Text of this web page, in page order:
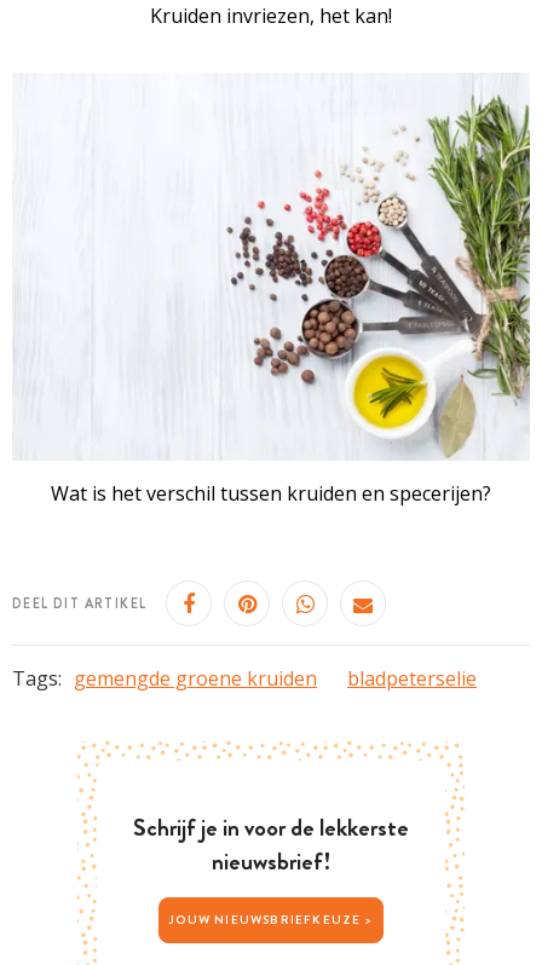
Kruiden invriezen, het kan!
Wat is het verschil tussen kruiden en specerijen?
DEEL DIT ARTIKEL
Tags: gemengde groene kruiden bladpeterselie
Schrijf je in voor de lekkerste
nieuwsbrief!
JOUW NIEUWSBRIEFKEUZE >